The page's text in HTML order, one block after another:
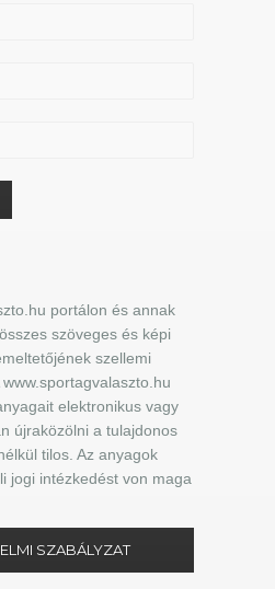
portálon és annak
szöveges és képi
szellemi
elektronikus vagy
újraközölni a tulajdonos
tilos. Az anyagok
jogi intézkedést von maga
SZABÁLYZAT